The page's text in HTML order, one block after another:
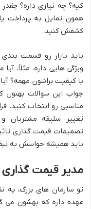
کیه؟ چه نیازی داره؟
کشفش کنید.
باید بازار رو قسمت
ویژگی هایی داره. مثلاً،
یا کیفیت براشون مهمه؟
جواب این سوالات بهتون
مناسبی رو انتخاب کنید.
تغییر سلیقه مشتریان
تصمیمات قیمت گذاری
باید همیشه حواسش به
مدیر قیمت
تو سازمان های بزرگ، یه
عهده داره که بهشون می